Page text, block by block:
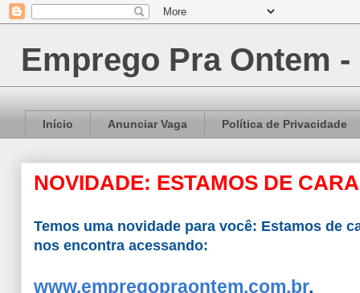
Emprego Pra Ontem -
Início Anunciar Vaga Política de Privacidade
NOVIDADE: ESTAMOS DE
Temos uma novidade para você: Estamos de
nos encontra acessando:
www.empregopraontem.com.br.